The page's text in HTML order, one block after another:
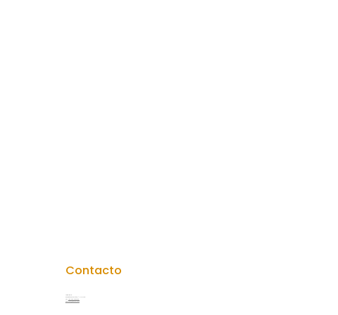
Contacto
Laprida 5
Paraná, Entre Ríos | CP. 3100
Tel. +54 343 4220722
secturer@gmail.com